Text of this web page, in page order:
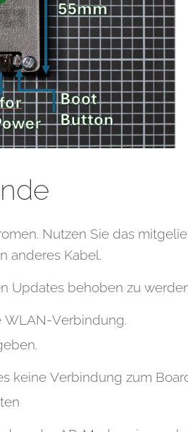
Nutzen Sie das
anderes Kabel.
Updates behoben zu
WLAN-Verbindung.
keine Verbindung zum